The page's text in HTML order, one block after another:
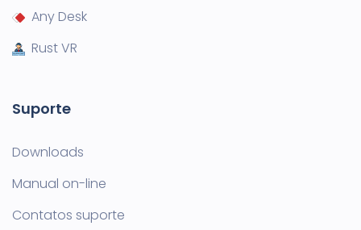
Any Desk
Rust VR
Suporte
Downloads
Manual on-line
Contatos suporte